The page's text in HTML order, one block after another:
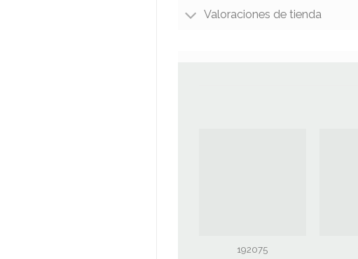
Valoraciones de tienda
192075